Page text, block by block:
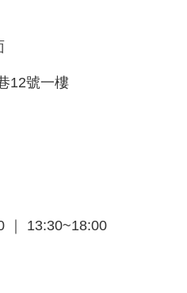
12號一樓
｜ 13:30~18:00